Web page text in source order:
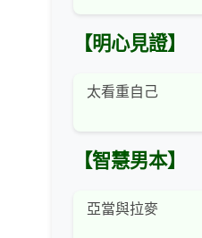
【明心見證】
太看重自己
【智慧男本】
亞當與拉麥